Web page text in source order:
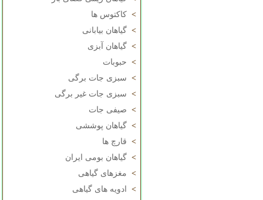
> کاکتوس ها
> گیاهان بیابانی
> گیاهان آبزی
> حبوبات
> سبزی جات برگی
> سبزی جات غیر برگی
> صیفی جات
> گیاهان پوششی
> قارچ ها
> گیاهان بومی ایران
> مغزهای گیاهی
>
ادویه های گیاهی